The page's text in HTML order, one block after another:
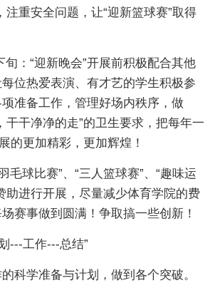
注重安全问题，让“迎新篮球赛”取得
旬：“迎新晚会”开展前积极配合其他
位热爱表演、有才艺的学生积极参
准备工作，管理好场内秩序，做
干干净净的走”的卫生要求，把每年一
的更加精彩，更加辉煌！
毛球比赛”、“三人篮球赛”、“趣味运
助进行开展，尽量减少体育学院的费
赛事做到圆满！争取搞一些创新！
---工作---总结”
科学准备与计划，做到各个突破。